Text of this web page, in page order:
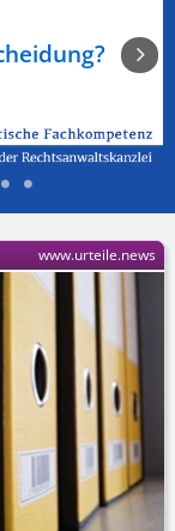
www.urteile.news